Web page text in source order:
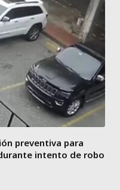
preventiva para
intento de robo